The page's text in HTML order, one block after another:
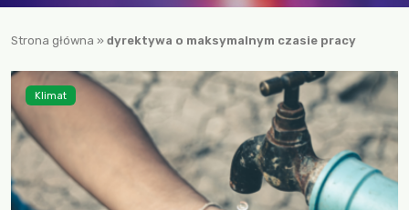
Strona główna » dyrektywa o maksymalnym czasie pracy
Klimat